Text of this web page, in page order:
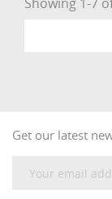
Get our latest